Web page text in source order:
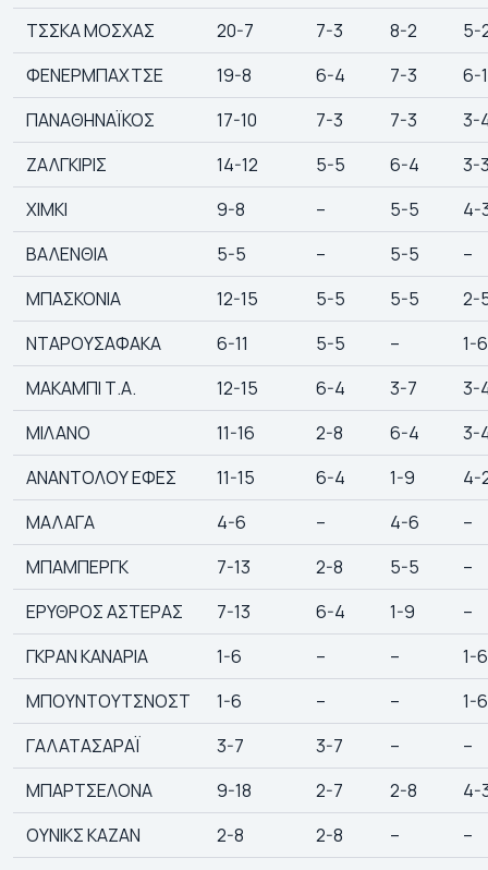
ΤΣΣΚΑ ΜΟΣΧΑΣ
20-7 7-3 8-2
5-
ΦΕΝΕΡΜΠΑΧΤΣΕ
19-8 6-4 7-3
6-1
ΠΑΝΑΘΗΝΑΪΚΟΣ
17-10 7-3 7-3
3-
ΖΑΛΓΚΙΡΙΣ
14-12 5-5 6-4
3-
ΧΙΜΚΙ
9-8 – 5-5
4-
ΒΑΛΕΝΘΙΑ
5-5 – 5-5
–
ΜΠΑΣΚΟΝΙΑ
12-15 5-5 5-5
2-
ΝΤΑΡΟΥΣΑΦΑΚΑ
6-11 5-5 –
1-6
ΜΑΚΑΜΠΙ Τ.Α.
12-15 6-4 3-7
3-
ΜΙΛΑΝΟ
11-16 2-8 6-4
3-
ΑΝΑΝΤΟΛΟΥ ΕΦΕΣ
11-15 6-4 1-9
4-
ΜΑΛΑΓΑ
4-6 – 4-6
–
ΜΠΑΜΠΕΡΓΚ
7-13 2-8 5-5
–
ΕΡΥΘΡΟΣ ΑΣΤΕΡΑΣ
7-13 6-4 1-9
–
ΓΚΡΑΝ ΚΑΝΑΡΙΑ
1-6 – –
1-6
ΜΠΟΥΝΤΟΥΤΣΝΟΣΤ
1-6 – –
1-6
ΓΑΛΑΤΑΣΑΡΑΪ
3-7 3-7 –
–
ΜΠΑΡΤΣΕΛΟΝΑ
9-18 2-7 2-8
4-
ΟΥΝΙΚΣ ΚΑΖΑΝ
2-8 2-8 –
–